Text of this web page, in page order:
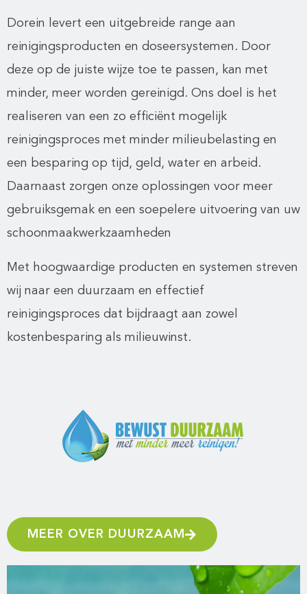
Dorein levert een uitgebreide range aan
reinigingsproducten en doseersystemen. Door
deze op de juiste wijze toe te passen, kan met
minder, meer worden gereinigd. Ons doel is het
realiseren van een zo efficiënt mogelijk
reinigingsproces met minder milieubelasting en
een besparing op tijd, geld, water en arbeid.
Daarnaast zorgen onze oplossingen voor meer
gebruiksgemak en een soepelere uitvoering van uw
schoonmaakwerkzaamheden
Met hoogwaardige producten en systemen streven
wij naar een duurzaam en effectief
reinigingsproces dat bijdraagt aan zowel
kostenbesparing als milieuwinst.
MEER OVER DUURZAAM